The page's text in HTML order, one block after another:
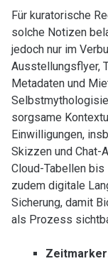
Für kuratorische
solche Notizen
jedoch nur im
Ausstellungsflyer,
Metadaten und
sorgsame
Einwilligungen,
Skizzen und Chat-
Cloud-Tabellen
zudem digitale
Sicherung, damit
als Prozess